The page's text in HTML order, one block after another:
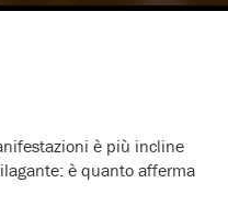
è più incline
è quanto afferma